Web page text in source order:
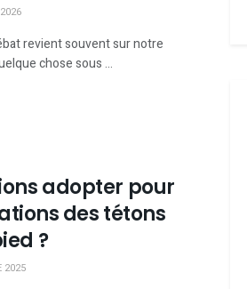
revient souvent sur notre
chose sous ...
adopter pour
des tétons
?
2025